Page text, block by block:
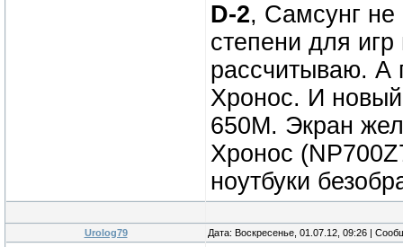
D-2, Самсунг не
степени для
рассчитываю. А
Хронос. И
650M. Экран
Хронос
ноутбуки
Urolog79 Дата: Воскресенье, 01.07.12, 09:26 |